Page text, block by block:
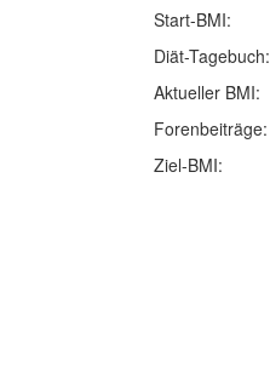
Start-BMI:
Diät-Tagebuch:
Aktueller BMI:
Forenbeiträge:
Ziel-BMI: